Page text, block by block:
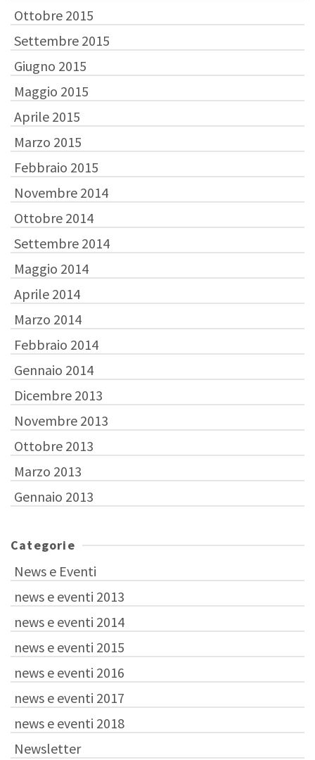
Ottobre 2015
Settembre 2015
Giugno 2015
Maggio 2015
Aprile 2015
Marzo 2015
Febbraio 2015
Novembre 2014
Ottobre 2014
Settembre 2014
Maggio 2014
Aprile 2014
Marzo 2014
Febbraio 2014
Gennaio 2014
Dicembre 2013
Novembre 2013
Ottobre 2013
Marzo 2013
Gennaio 2013
Categorie
News e Eventi
news e eventi 2013
news e eventi 2014
news e eventi 2015
news e eventi 2016
news e eventi 2017
news e eventi 2018
Newsletter